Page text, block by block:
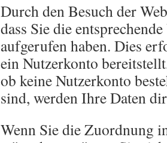
Durch den Besuch der
dass Sie die
aufgerufen haben. Dies
ein Nutzerkonto
ob keine Nutzerkonto
sind, werden Ihre Daten
Wenn Sie die Zuordnung